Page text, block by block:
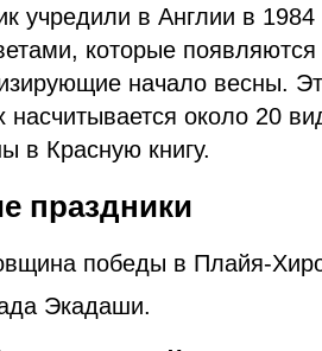
учредили в Англии в
которые
начало весны.
насчитывается около 20
в Красную книгу.
праздники
победы в Плайя-
Экадаши.